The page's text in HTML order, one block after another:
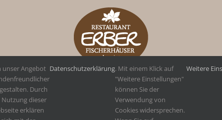
unser Angebot
Durch
Nutzung dieser
erklären
Datenschutzerklärung. Mit einem Klick auf
"Weitere Einstellungen"
können Sie der
Verwendung von
Cookies widersprechen.
Weitere